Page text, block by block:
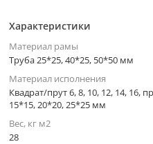
Характеристики
Материал рамы
Труба 25*25, 40*25, 50*50 мм
Материал исполнения
Квадрат/прут 6, 8, 10, 12, 14, 16,
15*15, 20*20, 25*25 мм
Вес, кг м2
28